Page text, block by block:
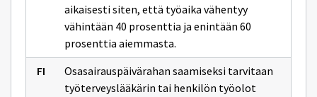
aikaisesti siten, että työaika vähentyy
vähintään 40 prosenttia ja enintään 60
prosenttia aiemmasta.
Osasairauspäivärahan saamiseksi tarvitaan
työterveyslääkärin tai henkilön työolot